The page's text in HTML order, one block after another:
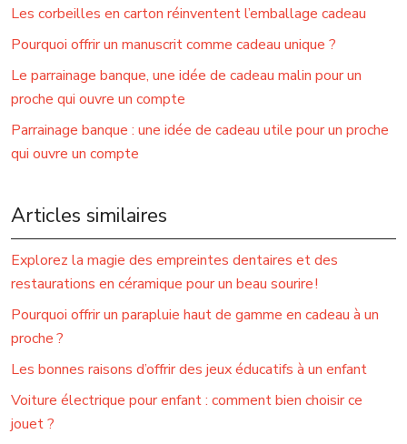
Les corbeilles en carton réinventent l’emballage cadeau
Pourquoi offrir un manuscrit comme cadeau unique ?
Le parrainage banque, une idée de cadeau malin pour un
proche qui ouvre un compte
Parrainage banque : une idée de cadeau utile pour un proche
qui ouvre un compte
Articles similaires
Explorez la magie des empreintes dentaires et des
restaurations en céramique pour un beau sourire !
Pourquoi offrir un parapluie haut de gamme en cadeau à un
proche ?
Les bonnes raisons d’offrir des jeux éducatifs à un enfant
Voiture électrique pour enfant : comment bien choisir ce
jouet ?